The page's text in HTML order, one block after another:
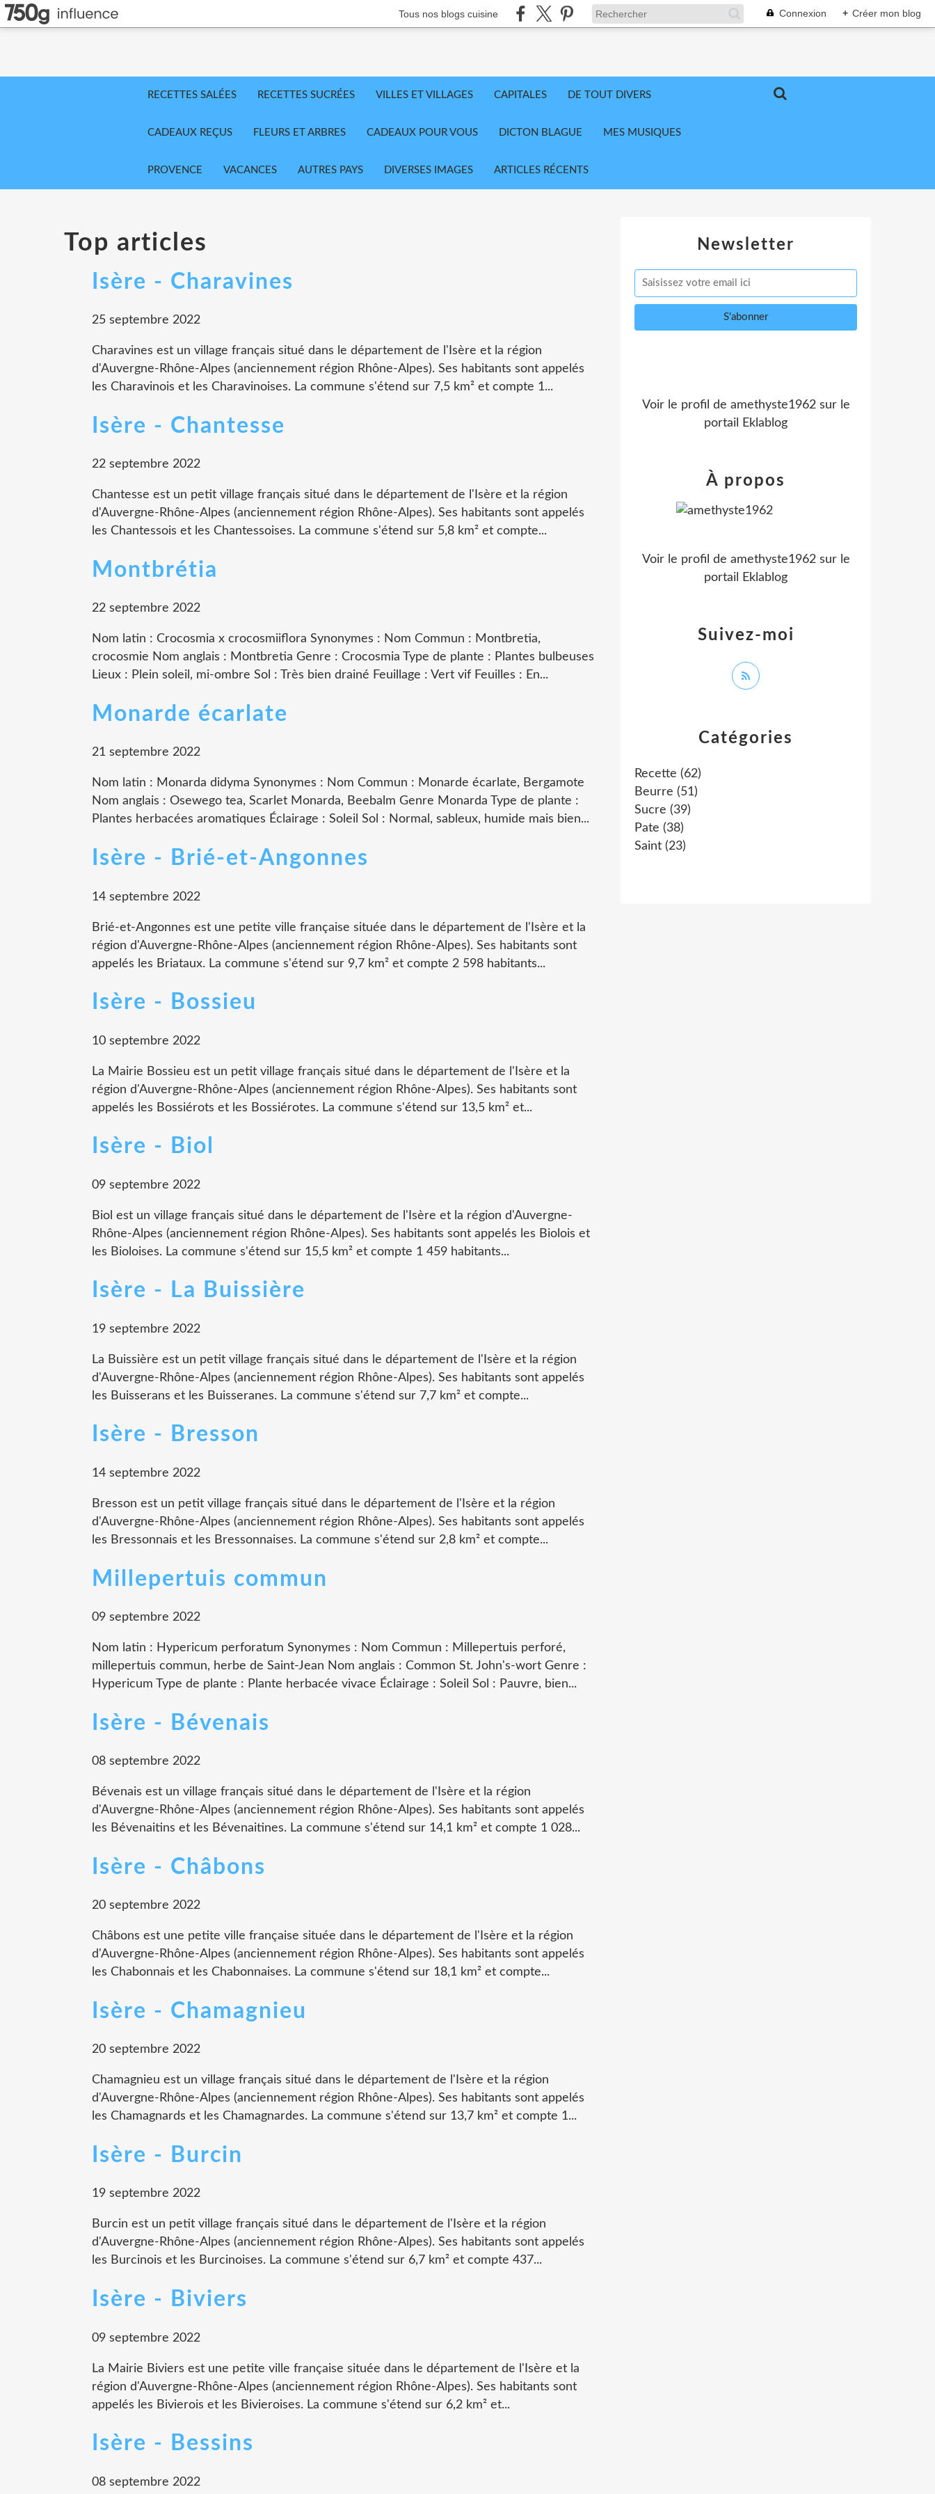
Tous nos blogs cuisine Connexion + Créer mon blog
RECETTES SALÉES RECETTES SUCRÉES VILLES ET VILLAGES CAPITALES DE TOUT DIVERS
CADEAUX REÇUS FLEURS ET ARBRES CADEAUX POUR VOUS DICTON BLAGUE MES MUSIQUES
PROVENCE VACANCES AUTRES PAYS DIVERSES IMAGES ARTICLES RÉCENTS
Top articles
Isère - Charavines
25 septembre 2022
Charavines est un village français situé dans le département de l'Isère et la région
d'Auvergne-Rhône-Alpes (anciennement région Rhône-Alpes). Ses habitants sont appelés
les Charavinois et les Charavinoises. La commune s'étend sur 7,5 km² et compte 1...
Isère - Chantesse
22 septembre 2022
Chantesse est un petit village français situé dans le département de l'Isère et la région
d'Auvergne-Rhône-Alpes (anciennement région Rhône-Alpes). Ses habitants sont appelés
les Chantessois et les Chantessoises. La commune s'étend sur 5,8 km² et compte...
Montbrétia
22 septembre 2022
Nom latin : Crocosmia x crocosmiiflora Synonymes : Nom Commun : Montbretia,
crocosmie Nom anglais : Montbretia Genre : Crocosmia Type de plante : Plantes bulbeuses
Lieux : Plein soleil, mi-ombre Sol : Très bien drainé Feuillage : Vert vif Feuilles : En...
Monarde écarlate
21 septembre 2022
Nom latin : Monarda didyma Synonymes : Nom Commun : Monarde écarlate, Bergamote
Nom anglais : Osewego tea, Scarlet Monarda, Beebalm Genre Monarda Type de plante :
Plantes herbacées aromatiques Éclairage : Soleil Sol : Normal, sableux, humide mais bien...
Isère - Brié-et-Angonnes
14 septembre 2022
Brié-et-Angonnes est une petite ville française située dans le département de l'Isère et la
région d'Auvergne-Rhône-Alpes (anciennement région Rhône-Alpes). Ses habitants sont
appelés les Briataux. La commune s'étend sur 9,7 km² et compte 2 598 habitants...
Isère - Bossieu
10 septembre 2022
La Mairie Bossieu est un petit village français situé dans le département de l'Isère et la
région d'Auvergne-Rhône-Alpes (anciennement région Rhône-Alpes). Ses habitants sont
appelés les Bossiérots et les Bossiérotes. La commune s'étend sur 13,5 km² et...
Isère - Biol
09 septembre 2022
Biol est un village français situé dans le département de l'Isère et la région d'Auvergne-
Rhône-Alpes (anciennement région Rhône-Alpes). Ses habitants sont appelés les Biolois et
les Bioloises. La commune s'étend sur 15,5 km² et compte 1 459 habitants...
Isère - La Buissière
19 septembre 2022
La Buissière est un petit village français situé dans le département de l'Isère et la région
d'Auvergne-Rhône-Alpes (anciennement région Rhône-Alpes). Ses habitants sont appelés
les Buisserans et les Buisseranes. La commune s'étend sur 7,7 km² et compte...
Isère - Bresson
14 septembre 2022
Bresson est un petit village français situé dans le département de l'Isère et la région
d'Auvergne-Rhône-Alpes (anciennement région Rhône-Alpes). Ses habitants sont appelés
les Bressonnais et les Bressonnaises. La commune s'étend sur 2,8 km² et compte...
Millepertuis commun
09 septembre 2022
Nom latin : Hypericum perforatum Synonymes : Nom Commun : Millepertuis perforé,
millepertuis commun, herbe de Saint-Jean Nom anglais : Common St. John's-wort Genre :
Hypericum Type de plante : Plante herbacée vivace Éclairage : Soleil Sol : Pauvre, bien...
Isère - Bévenais
08 septembre 2022
Bévenais est un village français situé dans le département de l'Isère et la région
d'Auvergne-Rhône-Alpes (anciennement région Rhône-Alpes). Ses habitants sont appelés
les Bévenaitins et les Bévenaitines. La commune s'étend sur 14,1 km² et compte 1 028...
Isère - Châbons
20 septembre 2022
Châbons est une petite ville française située dans le département de l'Isère et la région
d'Auvergne-Rhône-Alpes (anciennement région Rhône-Alpes). Ses habitants sont appelés
les Chabonnais et les Chabonnaises. La commune s'étend sur 18,1 km² et compte...
Isère - Chamagnieu
20 septembre 2022
Chamagnieu est un village français situé dans le département de l'Isère et la région
d'Auvergne-Rhône-Alpes (anciennement région Rhône-Alpes). Ses habitants sont appelés
les Chamagnards et les Chamagnardes. La commune s'étend sur 13,7 km² et compte 1...
Isère - Burcin
19 septembre 2022
Burcin est un petit village français situé dans le département de l'Isère et la région
d'Auvergne-Rhône-Alpes (anciennement région Rhône-Alpes). Ses habitants sont appelés
les Burcinois et les Burcinoises. La commune s'étend sur 6,7 km² et compte 437...
Isère - Biviers
09 septembre 2022
La Mairie Biviers est une petite ville française située dans le département de l'Isère et la
région d'Auvergne-Rhône-Alpes (anciennement région Rhône-Alpes). Ses habitants sont
appelés les Bivierois et les Bivieroises. La commune s'étend sur 6,2 km² et...
Isère - Bessins
08 septembre 2022
Newsletter
Catégories
Recette (62)
Beurre (51)
Sucre (39)
Pate (38)
Saint (23)
Voir le profil de amethyste1962sur le
portail Eklablog
Suivez-moi
À propos
Voir le profil de amethyste1962sur le
portail Eklablog